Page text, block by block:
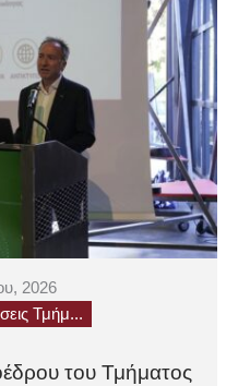
2026
Τμήμ...
του Τμήματος